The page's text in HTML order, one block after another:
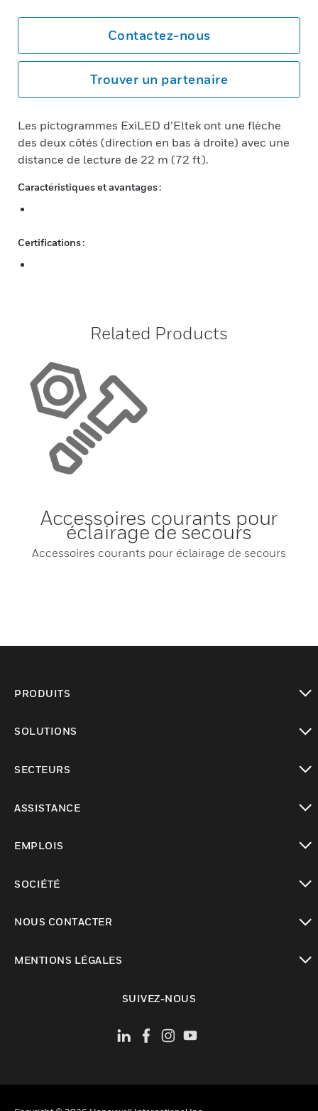
Contactez-nous
Trouver un partenaire
Les pictogrammes ExiLED d’Eltek ont une flèche
des deux côtés (direction en bas à droite) avec une
distance de lecture de 22 m (72 ft).
Caractéristiques et avantages :
Certifications :
Related Products
Accessoires courants pour
éclairage de secours
Accessoires courants pour éclairage de secours
PRODUITS
SOLUTIONS
SECTEURS
ASSISTANCE
EMPLOIS
SOCIÉTÉ
NOUS CONTACTER
MENTIONS LÉGALES
SUIVEZ-NOUS